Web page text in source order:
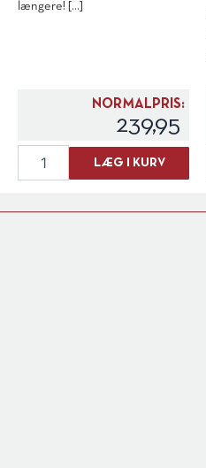
længere! [...]
NORMALPRIS:
239,95
Hidalgo
LÆG I KURV